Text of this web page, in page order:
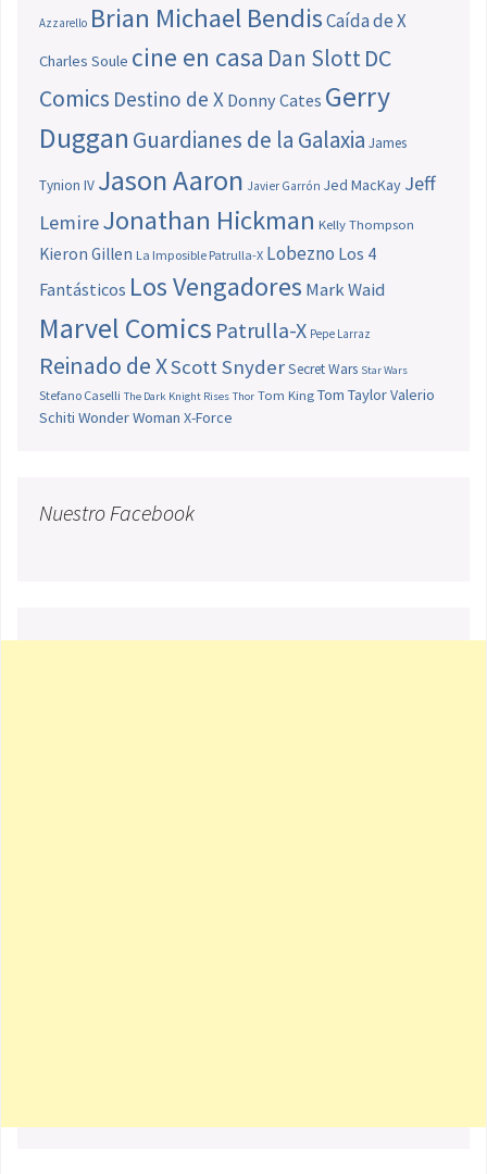
Azzarello Brian Michael BendisCaída de X
Charles Soule cine en casa Dan SlottDC
Comics Destino de X Donny Cates Gerry
Duggan Guardianes de la Galaxia James
Tynion IV Jason Aaron Javier Garrón Jed MacKay Jeff
LemireJonathan Hickman Kelly Thompson
Kieron Gillen La Imposible Patrulla-X Lobezno Los 4
Fantásticos Los Vengadores Mark Waid
Marvel Comics Patrulla-X Pepe Larraz
Reinado de XScott SnyderSecret Wars Star Wars
Stefano Caselli The Dark Knight Rises Thor Tom King Tom TaylorValerio
Schiti Wonder Woman X-Force
Nuestro Facebook